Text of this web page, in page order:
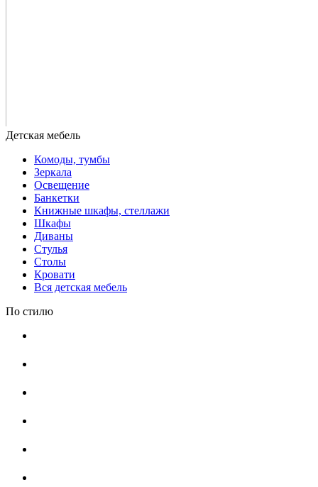
Комоды, тумбы
Зеркала
Освещение
Банкетки
Книжные шкафы, стеллажи
Шкафы
Диваны
Стулья
Столы
Кровати